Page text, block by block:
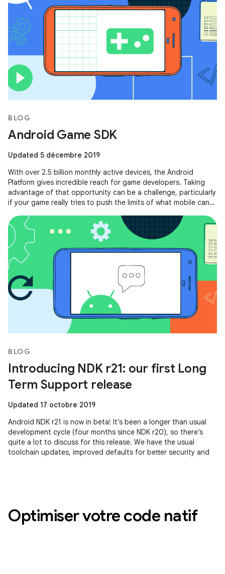
BLOG
Android Game SDK
Updated 5 décembre 2019
With over 2.5 billion monthly active devices, the Android
Platform gives incredible reach for game developers. Taking
advantage of that opportunity can be a challenge, particularly
if your game really tries to push the limits of what mobile can
BLOG
Introducing NDK r21: our first Long
Term Support release
Updated 17 octobre 2019
Android NDK r21 is now in beta! It’s been a longer than usual
development cycle (four months since NDK r20), so there’s
quite a lot to discuss for this release. We have the usual
toolchain updates, improved defaults for better security and
Optimiser votre code natif